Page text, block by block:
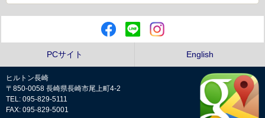
PCサイト English
ヒルトン長崎
〒850-0058 長崎県長崎市尾上町4-2
TEL: 095-829-5111
FAX: 095-829-5001